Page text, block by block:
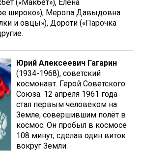
(«Макбет»), Елена
широко»), Меропа Давыдовна
и овцы»), Дороти («Парочка
Юрий Алексеевич Гагарин
(1934-1968), советский
космонавт. Герой Советского
Союза. 12 апреля 1961 года
стал первым человеком на
Земле, совершившим полёт в
космос. Он пробыл в космосе
108 минут, сделав один виток
вокруг Земли.